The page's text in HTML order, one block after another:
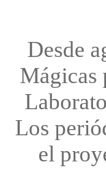
Desde
Mágicas
Los
el